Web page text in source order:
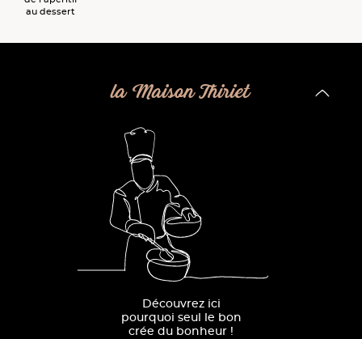
au dessert
la Maison Thiriet
Découvrez ici
pourquoi seul le bon
crée du bonheur !